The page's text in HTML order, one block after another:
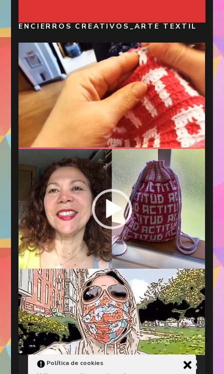
ENCIERROS CREATIVOS_ARTE TEXTIL
Reproductor
de
vídeo
00:00
Política de cookies